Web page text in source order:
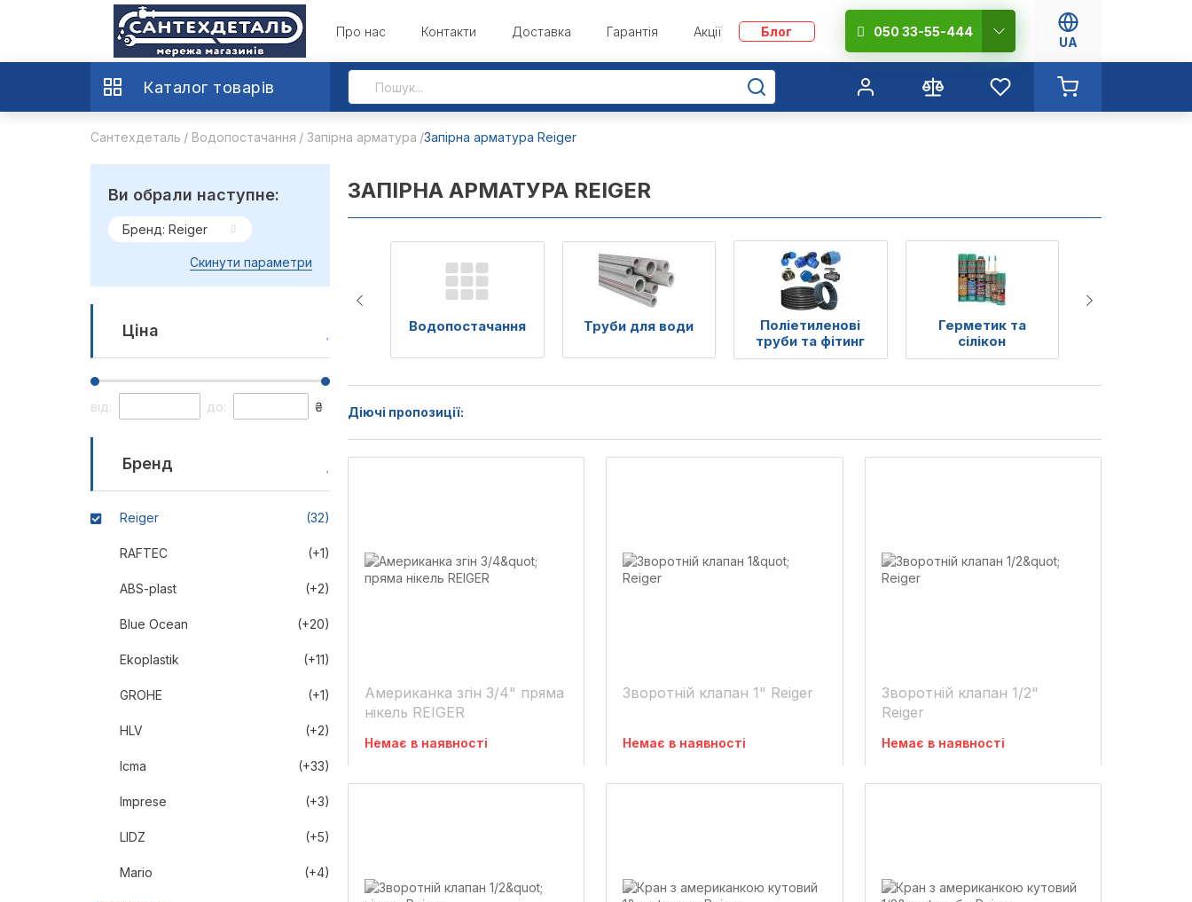
Про нас Контакти Доставка Гарантія Акції Блог 050 33-55-444
UA
Каталог товарів
Сантехдеталь Водопостачання Запірна арматура Запірна арматура Reiger
Ви обрали наступне:
Бренд: Reiger
Скинути параметри
Ціна
від: до: ₴
Бренд
Reiger (32)
RAFTEC (+1)
ABS-plast (+2)
Blue Ocean (+20)
Ekoplastik (+11)
GROHE (+1)
HLV (+2)
Icma (+33)
Imprese (+3)
LIDZ (+5)
Mario (+4)
ЗАПІРНА АРМАТУРА REIGER
Водопостачання Труби для води
Поліетиленові
труби та фітинг
Герметик та
сілікон
Діючі пропозиції:
Американка згін 3/4" пряма
нікель REIGER
Немає в наявності
Зворотній клапан 1" Reiger
Немає в наявності
Зворотній клапан 1/2"
Reiger
Немає в наявності